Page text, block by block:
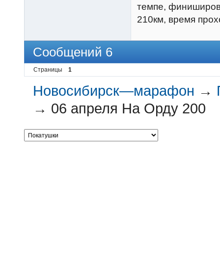
темпе,
210км, время
Сообщений 6
Страницы 1
Новосибирск—марафон →
→ 06 апреля На Орду 200